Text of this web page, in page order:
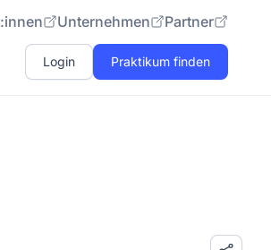
Unternehmen Partner
Login Praktikum finden